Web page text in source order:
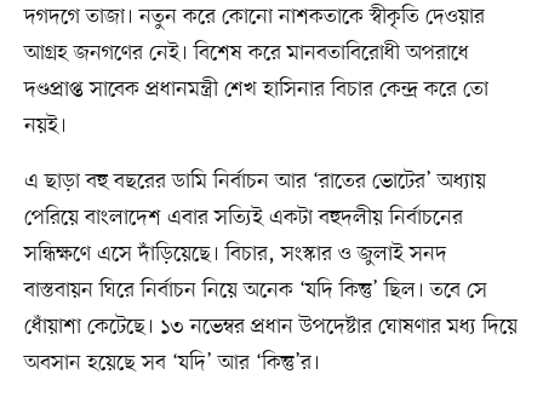
দগদগে তাজা। নতুন করে কোনো নাশকতাকে স্বীকৃতি দেওয়ার
আগ্রহ জনগণের নেই। বিশেষ করে মানবতাবিরোধী অপরাধে
দণ্ডপ্রাপ্ত সাবেক প্রধানমন্ত্রী শেখ হাসিনার বিচার কেন্দ্র করে তো
নয়ই।
এ ছাড়া বহু বছরের ডামি নির্বাচন আর ‘রাতের ভোটের’ অধ্যায়
পেরিয়ে বাংলাদেশ এবার সত্যিই একটা বহুদলীয় নির্বাচনের
সন্ধিক্ষণে এসে দাঁড়িয়েছে। বিচার, সংস্কার ও জুলাই সনদ
বাস্তবায়ন ঘিরে নির্বাচন নিয়ে অনেক ‘যদি কিন্তু’ ছিল। তবে সে
ধোঁয়াশা কেটেছে। ১৩ নভেম্বর প্রধান উপদেষ্টার ঘোষণার মধ্য দিয়ে
অবসান হয়েছে সব ‘যদি’ আর ‘কিন্তু’র।